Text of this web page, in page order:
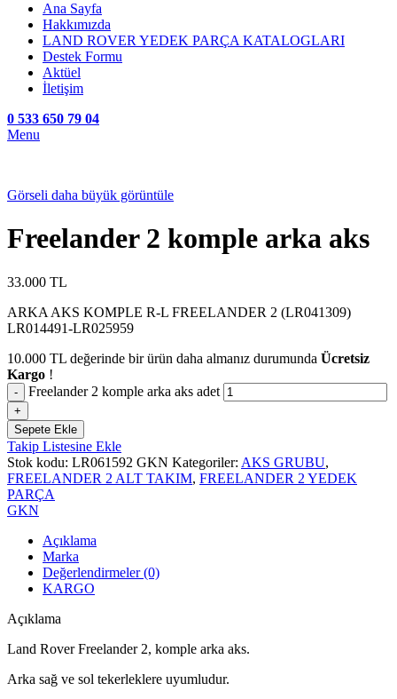
Ana Sayfa
Hakkımızda
LAND ROVER YEDEK PARÇA KATALOGLARI
Destek Formu
Aktüel
İletişim
0 533 650 79 04
Menu
Görseli daha büyük görüntüle
Freelander 2 komple arka aks
33.000 TL
ARKA AKS KOMPLE R-L FREELANDER 2 (LR041309)
LR014491-LR025959
10.000 TL değerinde bir ürün daha almanız durumunda Ücretsiz
Kargo !
Freelander 2 komple arka aks adet
Sepete Ekle
Takip Listesine Ekle
Stok kodu: LR061592 GKN Kategoriler: AKS GRUBU,
FREELANDER 2 ALT TAKIM, FREELANDER 2 YEDEK
PARÇA
GKN
Açıklama
Marka
Değerlendirmeler (0)
KARGO
Açıklama
Land Rover Freelander 2, komple arka aks.
Arka sağ ve sol tekerleklere uyumludur.